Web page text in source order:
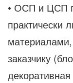
• ОСП и ЦСП
практически
заказчику